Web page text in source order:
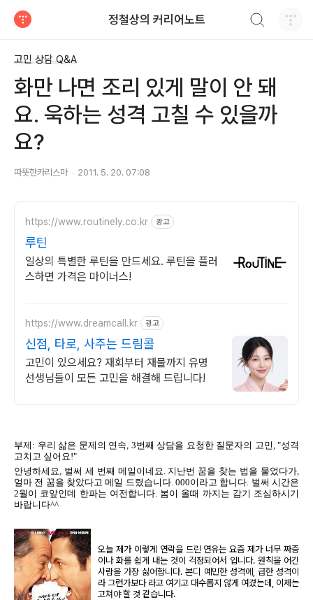
정철상의 커리어노트
고민 상담 Q&A
화만 나면 조리 있게 말이 안 돼
요. 욱하는 성격 고칠 수 있을까
요?
따뜻한카리스마 2011. 5. 20. 07:08
https://www.routinely.co.kr 광고
루틴
일상의 특별한 루틴을 만드세요. 루틴을 플러
스하면 가격은 마이너스!
https://www.dreamcall.kr 광고
신점, 타로, 사주는 드림콜
고민이 있으세요? 재회부터 재물까지 유명
선생님들이 모든 고민을 해결해 드립니다!
부제: 우리 삶은 문제의 연속, 3번째 상담을 요청한 질문자의 고민, "성격
고치고 싶어요!"
안녕하세요, 벌써 세 번째 메일이네요. 지난번 꿈을 찾는 법을 물었다가,
얼마 전 꿈을 찾았다고 메일 드렸습니다. 000이라고 합니다. 벌써 시간은
2월이 코앞인데 한파는 여전합니다. 봄이 올때 까지는 감기 조심하시기
바랍니다^^
오늘 제가 이렇게 연락을 드린 연유는 요즘 제가 너무 짜증
이나 화를 쉽게 내는 것이 걱정되어서 입니다. 원칙을 어긴
사람을 가장 싫어합니다. 본디 예민한 성격에, 급한 성격이
라 그런가보다 라고 여기고 대수롭지 않게 여겼는데, 이제는
고쳐야 할 것 같습니다.